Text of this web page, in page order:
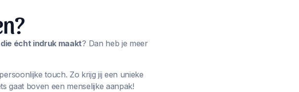
die écht indruk maakt? Dan heb je meer
touch. Zo krijg jij een unieke
gaat boven een menselijke aanpak!